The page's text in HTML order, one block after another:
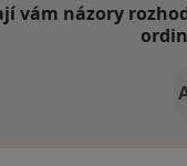
vám názory